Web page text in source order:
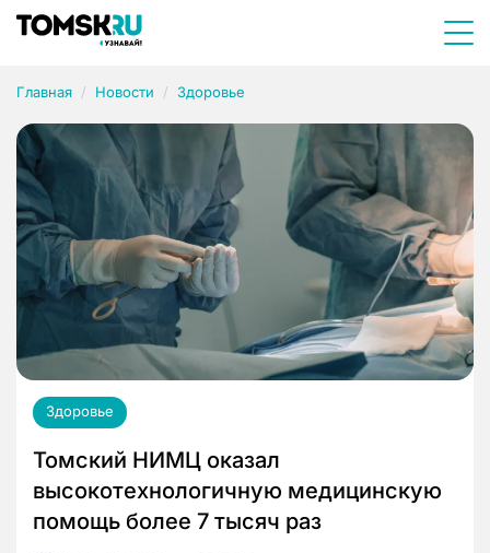
Главная Новости Здоровье
Здоровье
Томский НИМЦ оказал
высокотехнологичную медицинскую
помощь более 7 тысяч раз